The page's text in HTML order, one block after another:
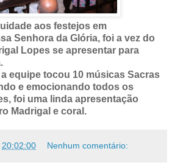
aos festejos em
Senhora da Glória, foi a vez do
Lopes se apresentar para
equipe tocou 10 músicas Sacras
e emocionando todos os
foi uma linda apresentação
Madrigal e coral.
20:02:00 Nenhum comentário: